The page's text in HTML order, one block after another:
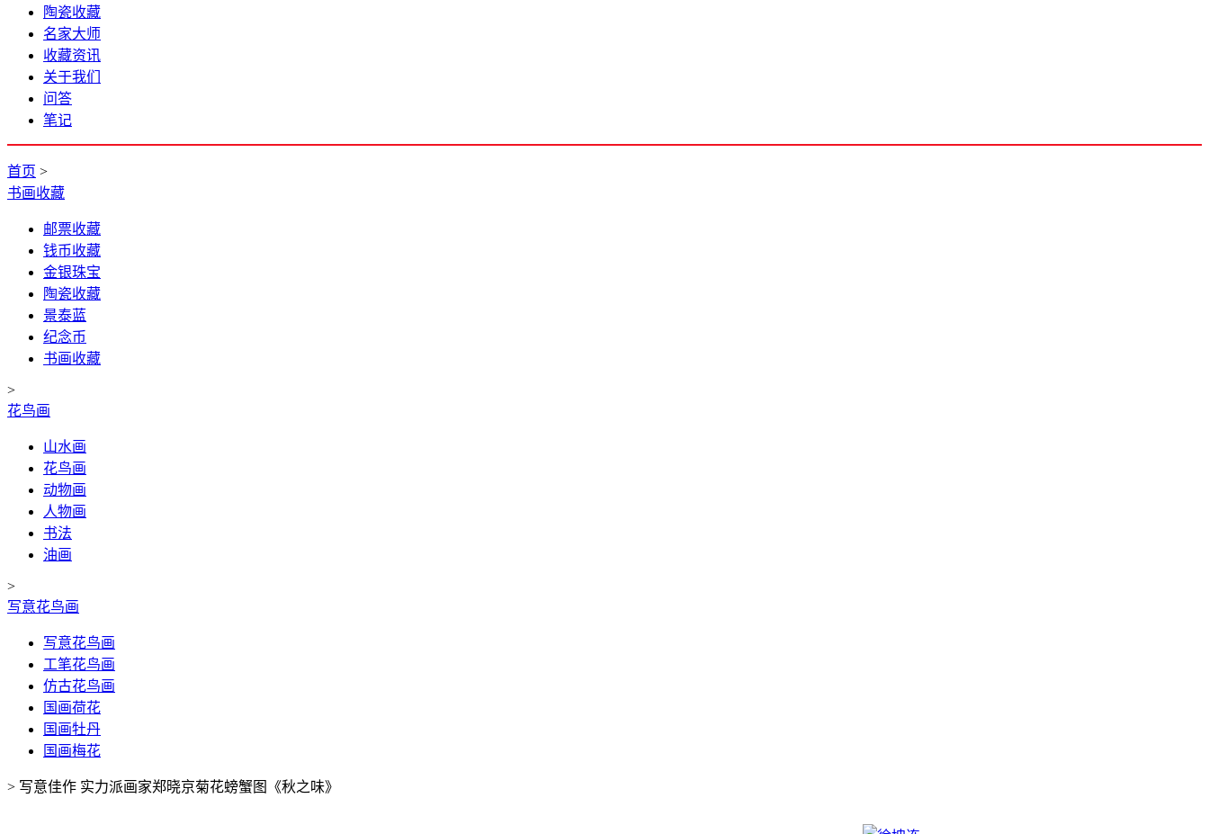
陶瓷收藏
名家大师
收藏资讯
关于我们
问答
笔记
首页 >
书画收藏
邮票收藏
钱币收藏
金银珠宝
陶瓷收藏
景泰蓝
纪念币
书画收藏
>
花鸟画
山水画
花鸟画
动物画
人物画
书法
油画
>
写意花鸟画
写意花鸟画
工笔花鸟画
仿古花鸟画
国画荷花
国画牡丹
国画梅花
> 写意佳作 实力派画家郑晓京菊花螃蟹图《秋之味》